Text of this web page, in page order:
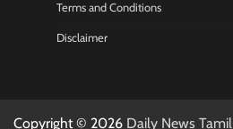
Terms and Conditions
Disclaimer
Copyright © 2026 Daily News Tamil